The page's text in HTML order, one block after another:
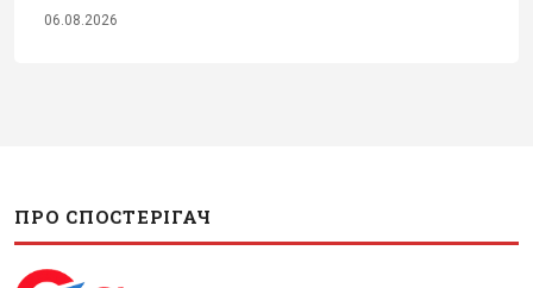
06.08.2026
ПРО СПОСТЕРІГАЧ